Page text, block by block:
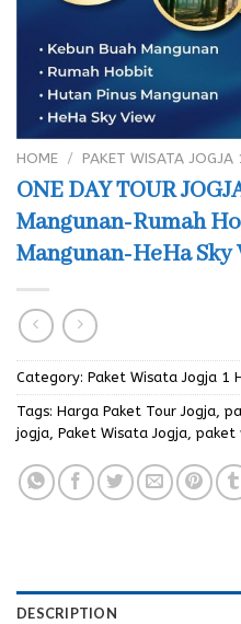
HOME / PAKET WISATA JOGJA
ONE DAY TOUR
Mangunan-Rumah
Mangunan-HeHa Sky
Category: Paket Wisata Jogja 1
Tags: Harga Paket Tour Jogja,
jogja, Paket Wisata Jogja, paket
DESCRIPTION